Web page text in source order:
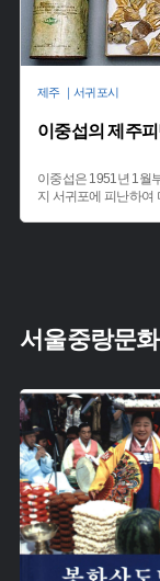
제주 ｜서귀포시
이중섭의 제주
이중섭은 1951년 1월
지 서귀포에 피난하여
서울중랑문
주제 :
유형 :
발행 :
생산 :
소장 :